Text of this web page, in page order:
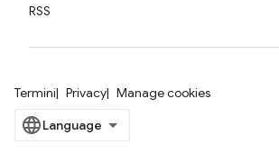
RSS
Termini Privacy Manage cookies